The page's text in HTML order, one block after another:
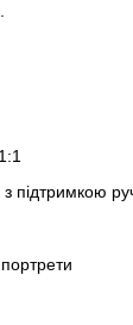
1:1
підтримкою